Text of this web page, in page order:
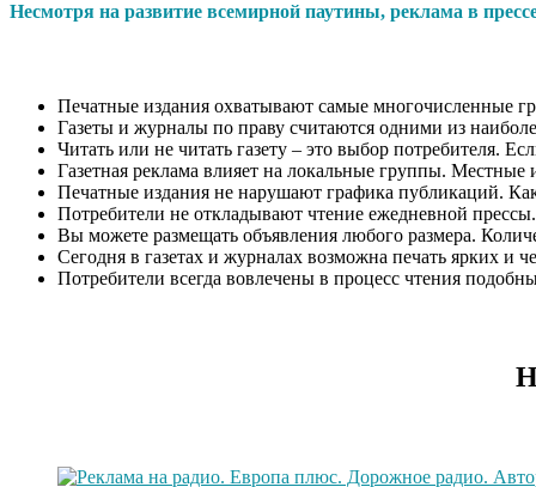
Несмотря на развитие всемирной паутины, реклама в
Печатные издания охватывают самые многочисленные
Газеты и журналы по праву считаются одними из
Читать или не читать газету – это выбор потребителя.
Газетная реклама влияет на локальные группы.
Печатные издания не нарушают графика публикаций. Как
Потребители не откладывают чтение ежедневной прессы.
Вы можете размещать объявления любого размера.
Сегодня в газетах и журналах возможна печать ярких и
Потребители всегда вовлечены в процесс чтения